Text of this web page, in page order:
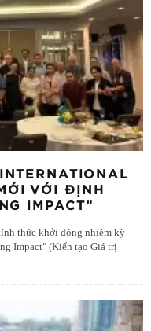
VỚI ĐỊNH
IMPACT”
thức khởi động nhiệm kỳ
Impact" (Kiến tạo Giá trị